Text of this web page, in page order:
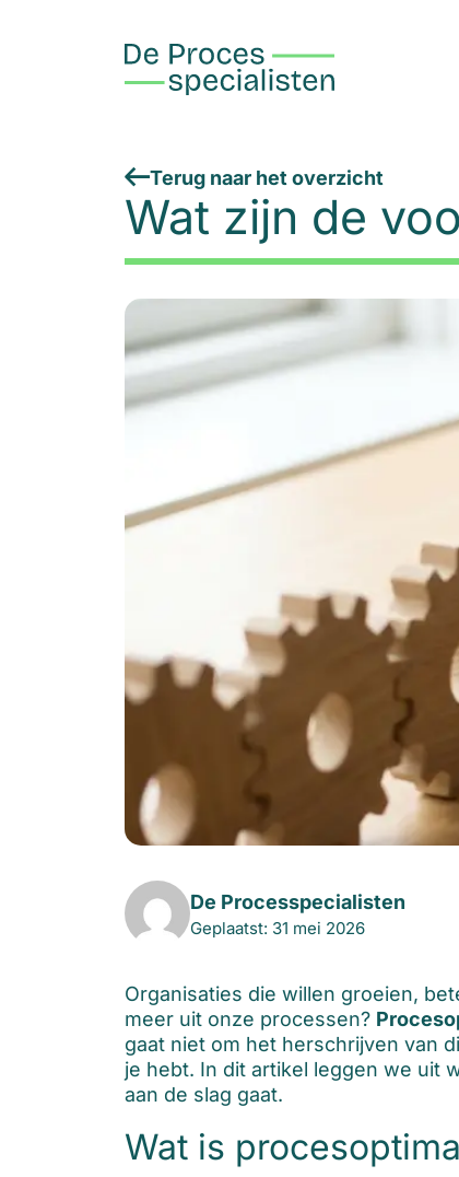
Terug naar het overzicht
Wat zijn de
De Processpecialisten
Geplaatst: 31 mei 2026
Organisaties die willen groeien,
meer uit onze processen?
gaat niet om het herschrijven van
je hebt. In dit artikel leggen we uit
aan de slag gaat.
Wat is